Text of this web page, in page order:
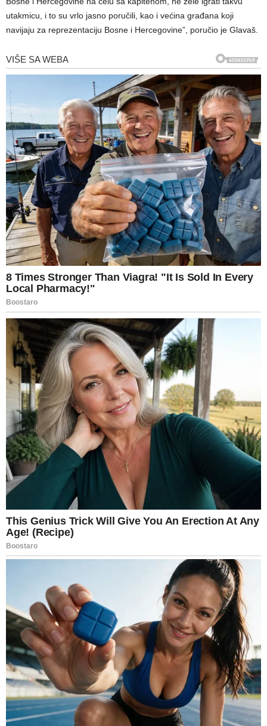
utakmicu, i to su vrlo jasno poručili, kao i većina građana koji
navijaju za reprezentaciju Bosne i Hercegovine”, poručio je Glavaš.